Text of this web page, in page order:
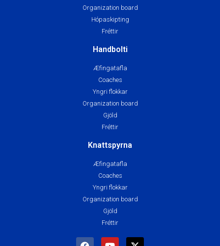
Organization board
Hópaskipting
Fréttir
Handbolti
Æfingatafla
Coaches
Yngri flokkar
Organization board
Gjöld
Fréttir
Knattspyrna
Æfingatafla
Coaches
Yngri flokkar
Organization board
Gjöld
Fréttir